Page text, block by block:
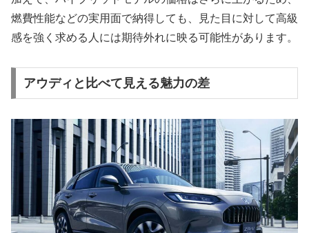
燃費性能などの実用面で納得しても、見た目に対して高級
感を強く求める人には期待外れに映る可能性があります。
アウディと比べて見える魅力の差